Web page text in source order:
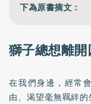
下為原書摘文：
獅子總想離
在我們身邊，經常
由、渴望毫無羈絆